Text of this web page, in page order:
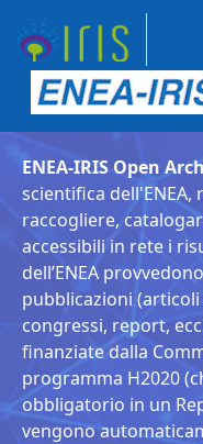
ENEA-IRIS Open
scientifica
raccogliere,
accessibili in rete i
dell’ENEA
pubblicazioni
congressi, report,
finanziate dalla
programma H2020
obbligatorio in un
vengono